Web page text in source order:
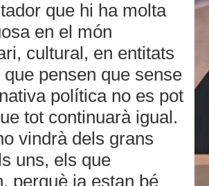
que hi ha molta
en el món
cultural, en entitats
pensen que sense
política no es pot
tot continuarà igual.
vindrà dels grans
uns, els que
perquè ja estan bé